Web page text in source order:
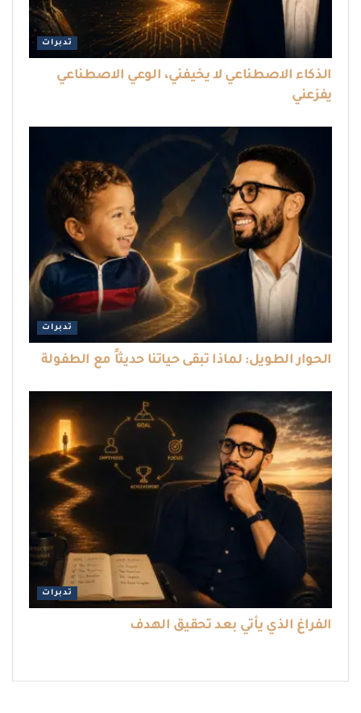
تدبرات
الذكاء الاصطناعي لا يخيفني، الوعي الاصطناعي
يفزعني
تدبرات
الحوار الطويل: لماذا تبقى حياتنا حديثاً مع الطفولة
تدبرات
الفراغ الذي يأتي بعد تحقيق الهدف